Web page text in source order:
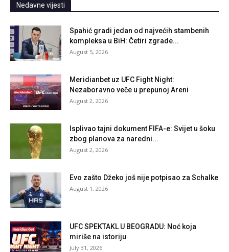
Nedavne vijesti
Spahić gradi jedan od najvećih stambenih
kompleksa u BiH: Četiri zgrade...
August 5, 2026
Meridianbet uz UFC Fight Night:
Nezaboravno veče u prepunoj Areni
August 2, 2026
Isplivao tajni dokument FIFA-e: Svijet u šoku
zbog planova za naredni...
August 2, 2026
Evo zašto Džeko još nije potpisao za Schalke
August 1, 2026
UFC SPEKTAKL U BEOGRADU: Noć koja
miriše na istoriju
July 31, 2026